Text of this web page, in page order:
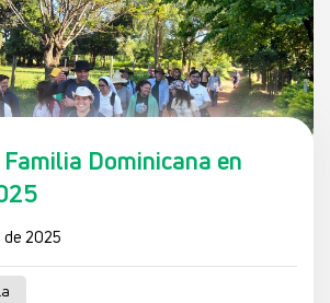
Dominicana en
de 2025